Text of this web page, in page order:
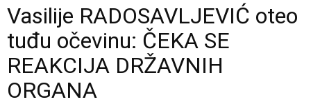
Vasilije RADOSAVLJEVIĆ oteo
tuđu očevinu: ČEKA SE
REAKCIJA DRŽAVNIH
ORGANA